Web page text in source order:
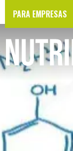
PARA EMPRESAS